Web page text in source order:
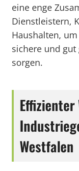
eine enge
Dienstleistern,
Haushalten,
sichere und
sorgen.
Westfalen